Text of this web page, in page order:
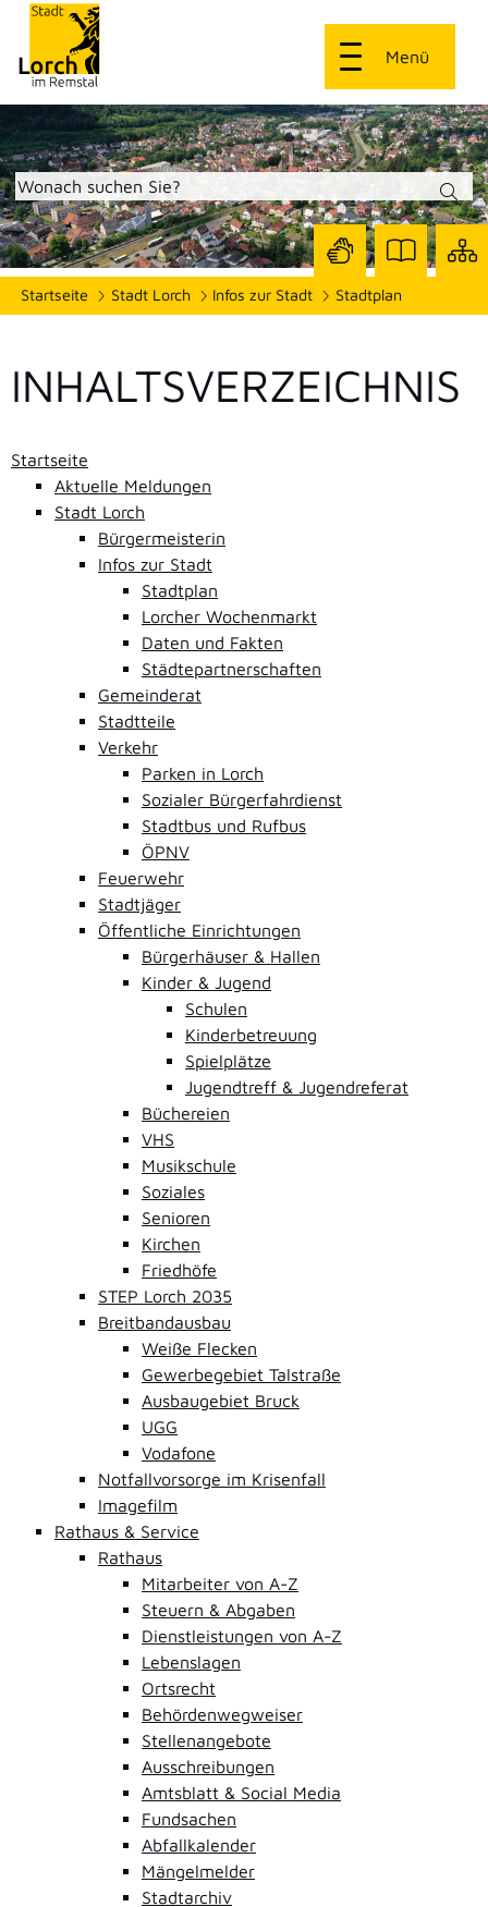
Menü
Startseite Stadt Lorch Infos zur Stadt StadtplanSeite
mit
Seite
mit
INHALTSVERZEICHNIS
Startseite
Aktuelle Meldungen
Stadt Lorch
Bürgermeisterin
Infos zur Stadt
Stadtplan
Lorcher Wochenmarkt
Daten und Fakten
Städtepartnerschaften
Gemeinderat
Stadtteile
Verkehr
Parken in Lorch
Sozialer Bürgerfahrdienst
Stadtbus und Rufbus
ÖPNV
Feuerwehr
Stadtjäger
Öffentliche Einrichtungen
Bürgerhäuser & Hallen
Kinder & Jugend
Schulen
Kinderbetreuung
Spielplätze
Jugendtreff & Jugendreferat
Büchereien
VHS
Musikschule
Soziales
Senioren
Kirchen
Friedhöfe
STEP Lorch 2035
Breitbandausbau
Weiße Flecken
Gewerbegebiet Talstraße
Ausbaugebiet Bruck
UGG
Vodafone
Notfallvorsorge im Krisenfall
Imagefilm
Rathaus & Service
Rathaus
Mitarbeiter von A-Z
Steuern & Abgaben
Dienstleistungen von A-Z
Lebenslagen
Ortsrecht
Behördenwegweiser
Stellenangebote
Ausschreibungen
Amtsblatt & Social Media
Fundsachen
Abfallkalender
Mängelmelder
Stadtarchiv